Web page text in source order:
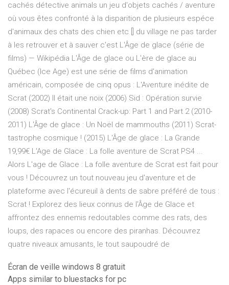
cachés détective animals un jeu d'objets cachés / aventure
où vous êtes confronté à la disparition de plusieurs espéce
d'animaux des chats des chien etc [] du village ne pas tarder
à les retrouver et à sauver c'est L'Âge de glace (série de
films) — Wikipédia L'Âge de glace ou L'ère de glace au
Québec (Ice Age) est une série de films d'animation
américain, composée de cinq opus : L'Aventure inédite de
Scrat (2002) Il était une noix (2006) Sid : Opération survie
(2008) Scrat's Continental Crack-up: Part 1 and Part 2 (2010-
2011) L'Âge de glace : Un Noël de mammouths (2011) Scrat-
tastrophe cosmique ! (2015) L'Âge de glace : La Grande
19,99€ L'Age de Glace : La folle aventure de Scrat PS4 ...
Alors L'age de Glace : La folle aventure de Scrat est fait pour
vous ! Découvrez un tout nouveau jeu d'aventure et de
plateforme avec l'écureuil à dents de sabre préféré de tous :
Scrat ! Explorez des lieux connus de l'Âge de Glace et
affrontez des ennemis redoutables comme des rats, des
loups, des rapaces ou encore des piranhas. Découvrez
quatre niveaux amusants, le tout saupoudré de
Écran de veille windows 8 gratuit
Apps similar to bluestacks for pc